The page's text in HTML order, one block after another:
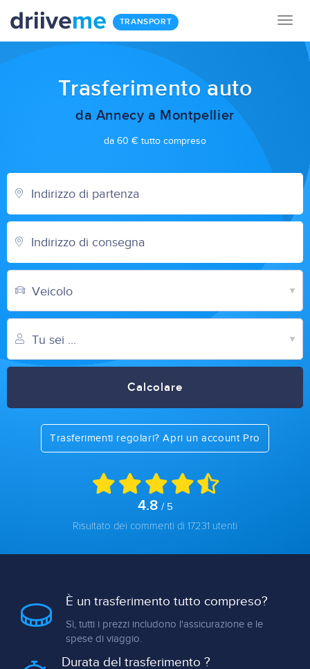
TRANSPORT
Trasferimento auto
da Annecy a Montpellier
da 60 € tutto compreso
Calcolare
Trasferimenti regolari? Apri un account Pro
4.8 / 5
Risultato dei commenti di 17231 utenti
È un trasferimento tutto compreso?
Sì, tutti i prezzi includono l'assicurazione e le
spese di viaggio.
Durata del trasferimento ?